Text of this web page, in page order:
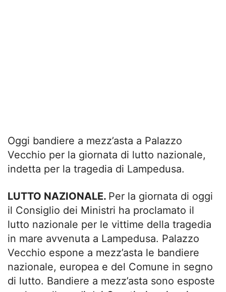
Oggi bandiere a mezz’asta a Palazzo
Vecchio per la giornata di lutto nazionale,
indetta per la tragedia di Lampedusa.
LUTTO NAZIONALE. Per la giornata di oggi
il Consiglio dei Ministri ha proclamato il
lutto nazionale per le vittime della tragedia
in mare avvenuta a Lampedusa. Palazzo
Vecchio espone a mezz’asta le bandiere
nazionale, europea e del Comune in segno
di lutto. Bandiere a mezz’asta sono esposte